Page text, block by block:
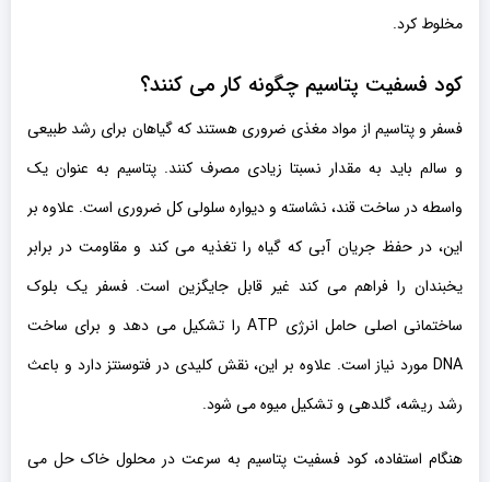
مخلوط کرد.
کود فسفیت پتاسیم چگونه کار می کنند؟
فسفر و پتاسیم از مواد مغذی ضروری هستند که گیاهان برای رشد طبیعی
و سالم باید به مقدار نسبتا زیادی مصرف کنند. پتاسیم به عنوان یک
واسطه در ساخت قند، نشاسته و دیواره سلولی کل ضروری است. علاوه بر
این، در حفظ جریان آبی که گیاه را تغذیه می کند و مقاومت در برابر
یخبندان را فراهم می کند غیر قابل جایگزین است. فسفر یک بلوک
ساختمانی اصلی حامل انرژی ATP را تشکیل می دهد و برای ساخت
DNA مورد نیاز است. علاوه بر این، نقش کلیدی در فتوسنتز دارد و باعث
رشد ریشه، گلدهی و تشکیل میوه می شود.
هنگام استفاده، کود فسفیت پتاسیم به سرعت در محلول خاک حل می